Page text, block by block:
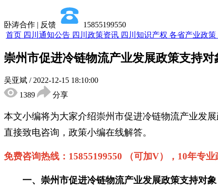
卧涛合作 | 反馈
15855199550
首页 四川通知公告 四川政策资讯 四川知识产权 各省产业政策
崇州市促进冷链物流产业发展政策支持
吴亚斌 / 2022-12-15 18:10:00
1389
分享
本文小编将为大家介绍崇州市促进冷链物流产业发展
直接致电咨询，政策小编在线解答。
免费咨询热线： 15855199550 （可加V），10年专
一、 崇州市促进冷链物流产业发展政策支持对象